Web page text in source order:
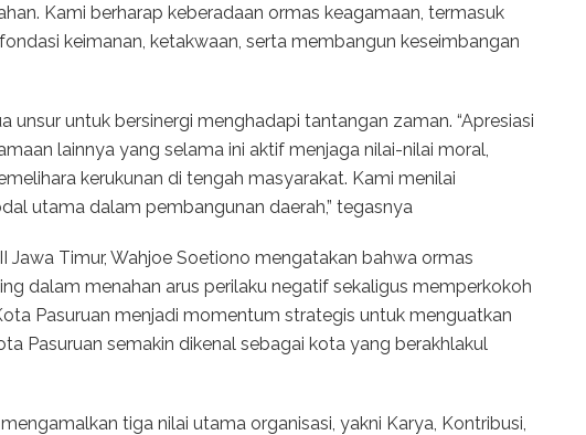
Kami berharap keberadaan ormas keagamaan, termasuk
keimanan, ketakwaan, serta membangun keseimbangan
unsur untuk bersinergi menghadapi tantangan zaman. “Apresiasi
lainnya yang selama ini aktif menjaga nilai-nilai moral,
kerukunan di tengah masyarakat. Kami menilai
utama dalam pembangunan daerah,” tegasnya
Jawa Timur, Wahjoe Soetiono mengatakan bahwa ormas
dalam menahan arus perilaku negatif sekaligus memperkokoh
Pasuruan menjadi momentum strategis untuk menguatkan
Pasuruan semakin dikenal sebagai kota yang berakhlakul
tiga nilai utama organisasi, yakni Karya, Kontribusi,